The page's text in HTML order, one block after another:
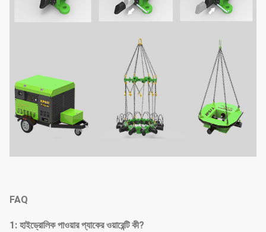
FAQ
1: হাইড্রোলিক পাওয়ার প্যাকের ওয়ারেন্টি কী?